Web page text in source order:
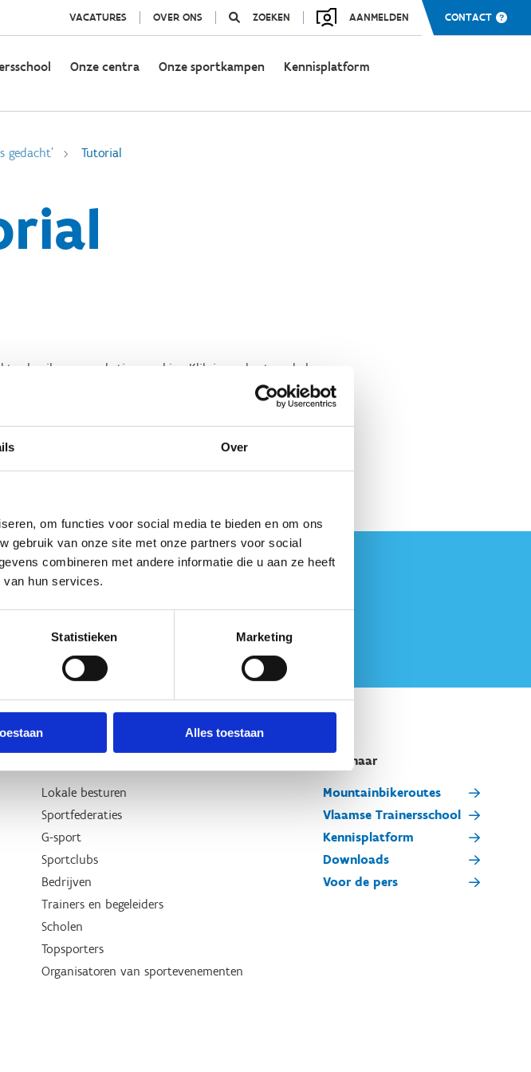
Over
om functies voor social media te bieden en om ons
gebruik van onze site met onze partners voor social
combineren met andere informatie die u aan ze heeft
hun services.
Statistieken Marketing
Alles toestaan
VACATURES OVER ONS ZOEKEN AANMELDEN CONTACT
Onze centra Onze sportkampen Kennisplatform
gedacht' Tutorial
gebruik van marketing cookies. Klik in onderstaande knop
Lokale besturen
Sportfederaties
G-sport
Sportclubs
Bedrijven
Trainers en begeleiders
Scholen
Topsporters
Organisatoren van sportevenementen
Snel naar
Mountainbikeroutes
Vlaamse Trainersschool
Kennisplatform
Downloads
Voor de pers